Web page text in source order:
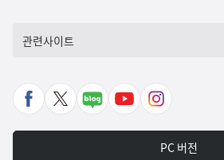
관련사이트
페
X
네
유
인
타
PC 버전